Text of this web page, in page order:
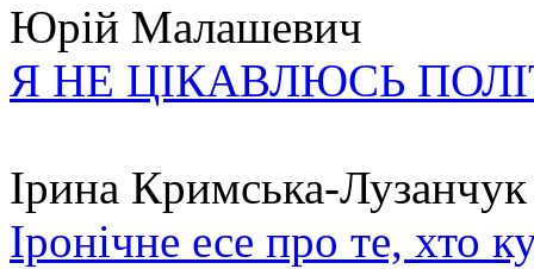
Юрій Малашевич
Я НЕ ЦІКАВЛЮСЬ
Ірина Кримська-Лузанчук
Іронічне есе про те, хто